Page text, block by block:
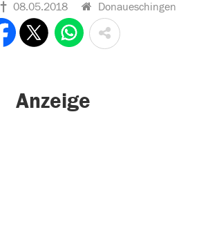
08.05.2018 Donaueschingen
Anzeige